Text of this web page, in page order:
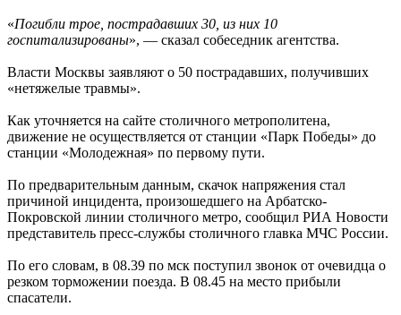
«Погибли трое, пострадавших 30, из них 10
госпитализированы», — сказал собеседник агентства.
Власти Москвы заявляют о 50 пострадавших, получивших
«нетяжелые травмы».
Как уточняется на сайте столичного метрополитена,
движение не осуществляется от станции «Парк Победы» до
станции «Молодежная» по первому пути.
По предварительным данным, скачок напряжения стал
причиной инцидента, произошедшего на Арбатско-
Покровской линии столичного метро, сообщил РИА Новости
представитель пресс-службы столичного главка МЧС России.
По его словам, в 08.39 по мск поступил звонок от очевидца о
резком торможении поезда. В 08.45 на место прибыли
спасатели.